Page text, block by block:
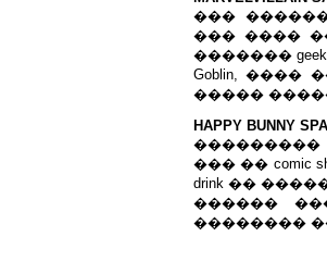
���
��� ����
������� geek
Goblin,
�����
HAPPY BUNNY
��� �� comic
drink ��
������
��������